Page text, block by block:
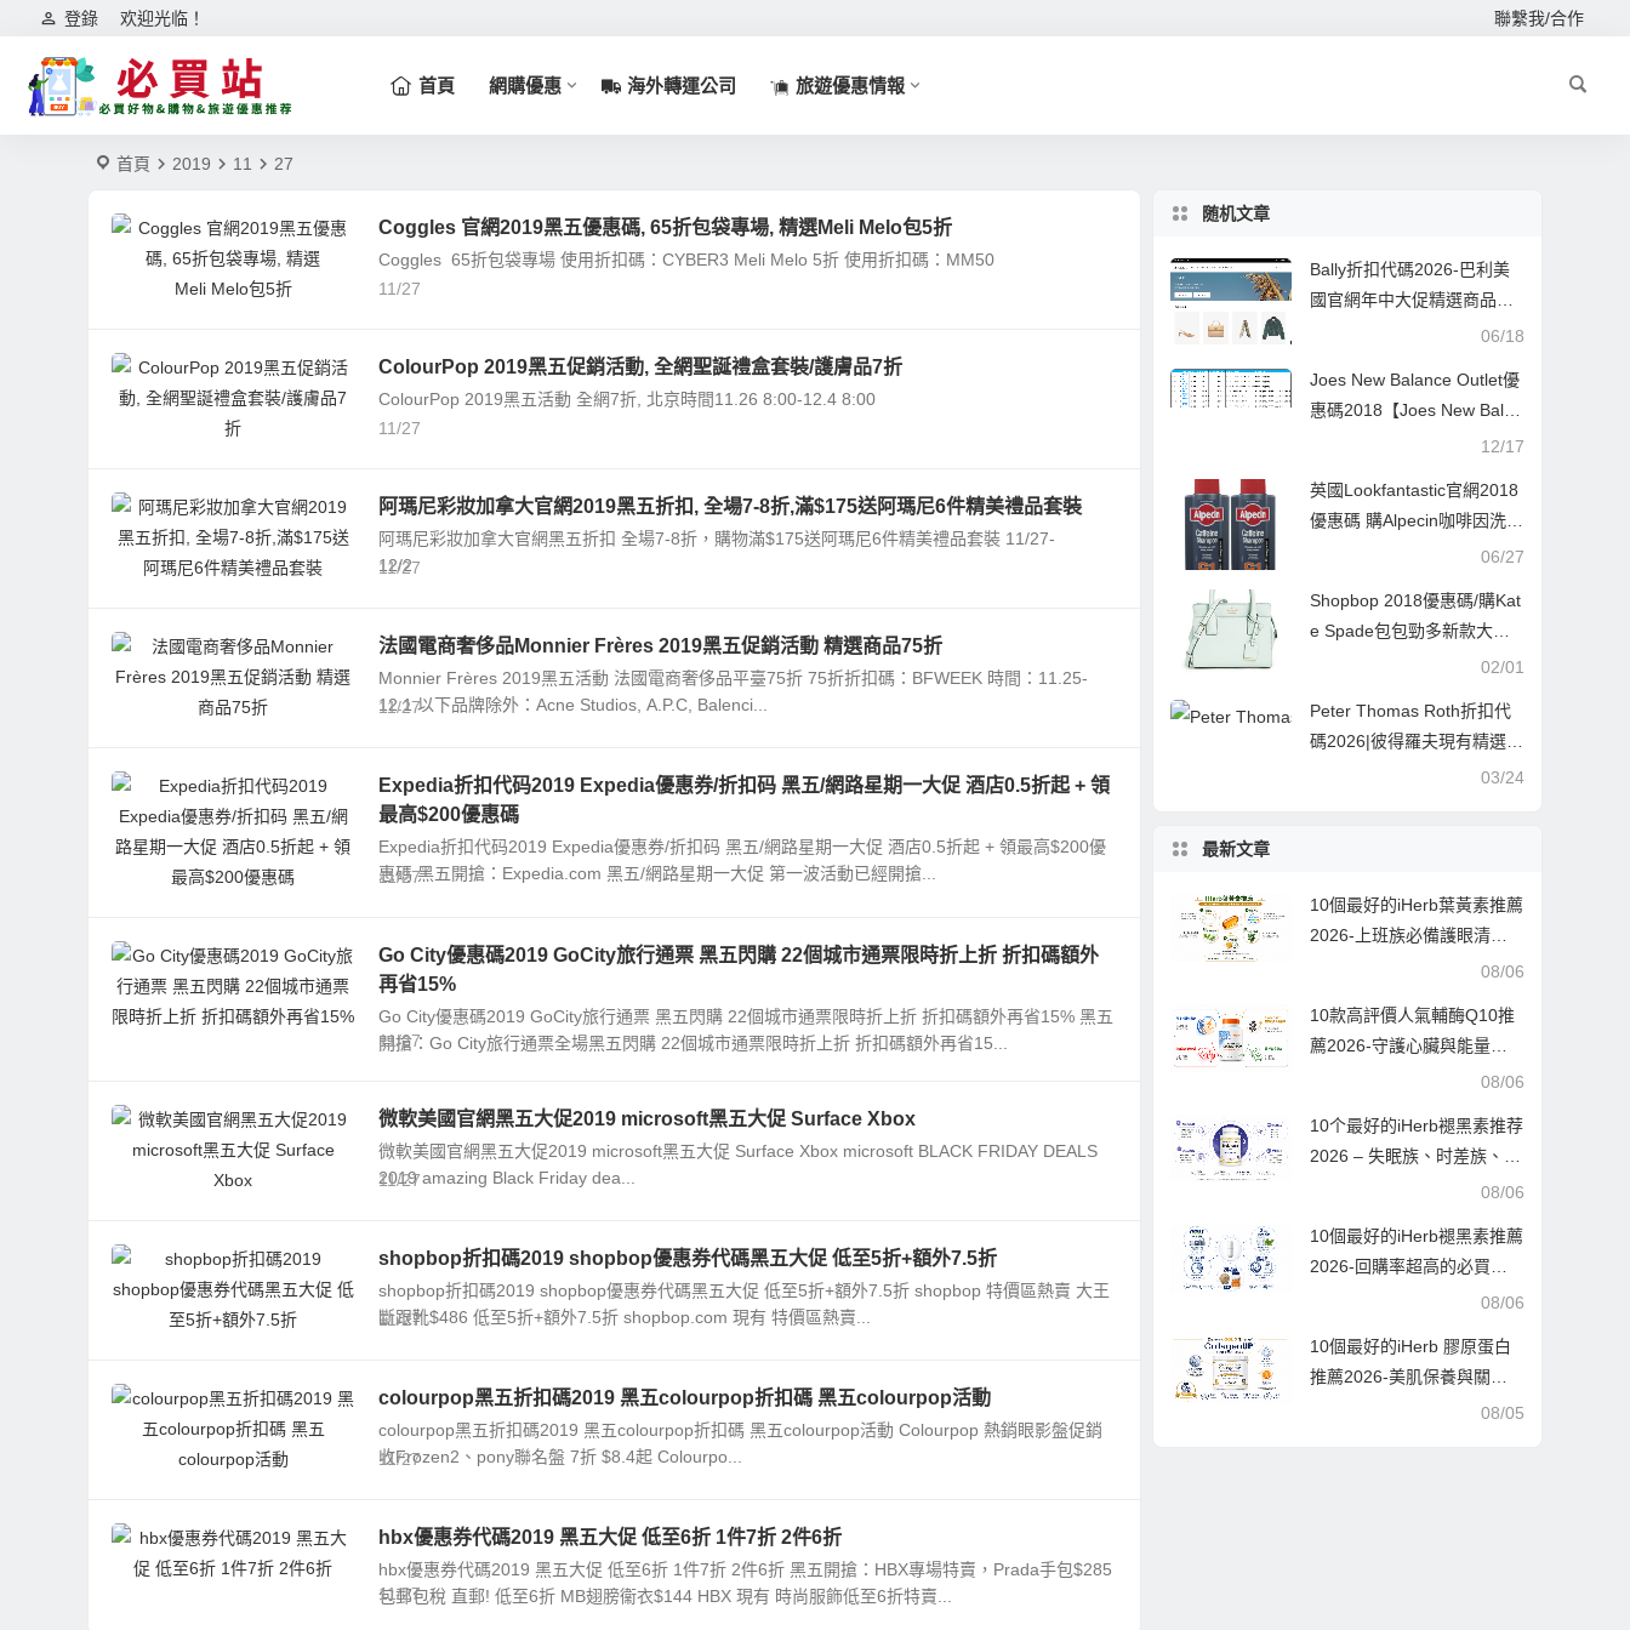
欢迎光临！
登錄 聯繫我/合作
首頁 網購優惠 海外轉運公司 旅遊優惠情報
首頁 2019 11 27
Coggles 官網2019黑五優惠碼, 65折包袋專場, 精選Meli Melo包5折
Coggles 65折包袋專場 使用折扣碼：CYBER3 Meli Melo 5折 使用折扣碼：MM50
11/27
ColourPop 2019黑五促銷活動, 全網聖誕禮盒套裝/護膚品7折
ColourPop 2019黑五活動 全網7折, 北京時間11.26 8:00-12.4 8:00
11/27
阿瑪尼彩妝加拿大官網2019黑五折扣, 全場7-8折,滿$175送阿瑪尼6件精美禮品套裝
阿瑪尼彩妝加拿大官網黑五折扣 全場7-8折，購物滿$175送阿瑪尼6件精美禮品套裝 11/27-
12/2
11/27
法國電商奢侈品Monnier Frères 2019黑五促銷活動 精選商品75折
Monnier Frères 2019黑五活動 法國電商奢侈品平臺75折 75折折扣碼：BFWEEK 時間：11.25-
12.1 以下品牌除外：Acne Studios, A.P.C, Balenci...
11/27
Expedia折扣代码2019 Expedia優惠券/折扣码 黑五/網路星期一大促 酒店0.5折起 + 領
最高$200優惠碼
Expedia折扣代码2019 Expedia優惠券/折扣码 黑五/網路星期一大促 酒店0.5折起 + 領最高$200優
惠碼 黑五開搶：Expedia.com 黑五/網路星期一大促 第一波活動已經開搶...
11/27
Go City優惠碼2019 GoCity旅行通票 黑五閃購 22個城市通票限時折上折 折扣碼額外
再省15%
Go City優惠碼2019 GoCity旅行通票 黑五閃購 22個城市通票限時折上折 折扣碼額外再省15% 黑五
開搶：Go City旅行通票全場黑五閃購 22個城市通票限時折上折 折扣碼額外再省15...
11/27
微軟美國官網黑五大促2019 microsoft黑五大促 Surface Xbox
微軟美國官網黑五大促2019 microsoft黑五大促 Surface Xbox microsoft BLACK FRIDAY DEALS
2019 amazing Black Friday dea...
11/27
shopbop折扣碼2019 shopbop優惠券代碼黑五大促 低至5折+額外7.5折
shopbop折扣碼2019 shopbop優惠券代碼黑五大促 低至5折+額外7.5折 shopbop 特價區熱賣 大王
斷跟靴$486 低至5折+額外7.5折 shopbop.com 現有 特價區熱賣...
11/27
colourpop黑五折扣碼2019 黑五colourpop折扣碼 黑五colourpop活動
colourpop黑五折扣碼2019 黑五colourpop折扣碼 黑五colourpop活動 Colourpop 熱銷眼影盤促銷
收Frozen2、pony聯名盤 7折 $8.4起 Colourpo...
11/27
hbx優惠券代碼2019 黑五大促 低至6折 1件7折 2件6折
hbx優惠券代碼2019 黑五大促 低至6折 1件7折 2件6折 黑五開搶：HBX專場特賣，Prada手包$285
包郵包稅 直郵! 低至6折 MB翅膀衞衣$144 HBX 現有 時尚服飾低至6折特賣...
11/27
随机文章
Bally折扣代碼2026-巴利美
國官網年中大促精選商品低
06/18
Joes New Balance Outlet優
惠碼2018【Joes New Balan
ce Outlet】最高63% OFF12/17
英國Lookfantastic官網2018
優惠碼 購Alpecin咖啡因洗髮
露低至香港49折+全線免稅8
06/27
Shopbop 2018優惠碼/購Kat
e Spade包包勁多新款大熱
02/01
Peter Thomas Roth折扣代
碼2026|彼得羅夫現有精選套
裝5折促銷滿送雙重好禮03/24
最新文章
10個最好的iHerb葉黃素推薦
2026-上班族必備護眼清
單，告別酸澀疲勞的實測指
08/06
10款高評價人氣輔酶Q10推
薦2026-守護心臟與能量的
最佳拍檔，每款都經過千人
08/06
10个最好的iHerb褪黑素推荐
2026 – 失眠族、时差族、浅
08/06
10個最好的iHerb褪黑素推薦
2026-回購率超高的必買清
08/06
10個最好的iHerb 膠原蛋白
推薦2026-美肌保養與關節
保健的終極指南，10款人氣
08/05